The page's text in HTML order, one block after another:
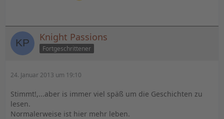
Knight Passions
Fortgeschrittener
24. Januar 2013 um 19:10
Stimmt!,...aber is immer viel späß um die Geschichten zu
lesen.
Normalerweise ist hier mehr leben.